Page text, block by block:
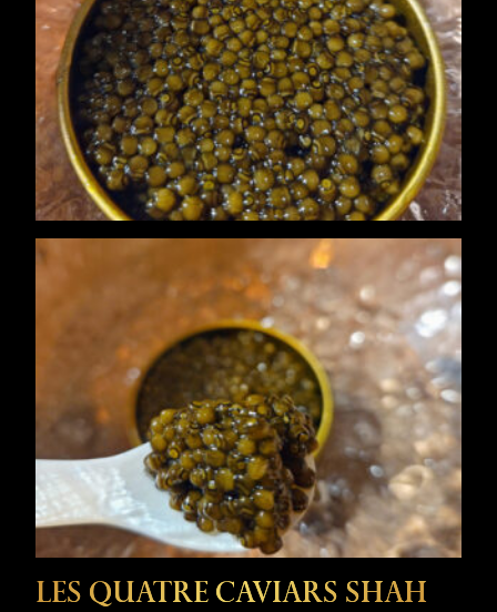
Les Quatre Caviars Shah